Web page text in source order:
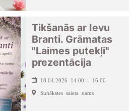
Tikšanās ar Ievu
Branti. Grāmatas
"Laimes putekļi"
prezentācija
18.04.2026 14:00 - 16:00
Sunākstes saieta nams